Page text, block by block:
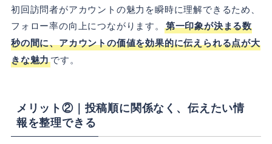
初回訪問者がアカウントの魅力を瞬時に理解できるため、
フォロー率の向上につながります。 第一印象が決まる数
秒の間に、アカウントの価値を効果的に伝えられる点が大
きな魅力です。
メリット②｜投稿順に関係なく、伝えたい情
報を整理できる